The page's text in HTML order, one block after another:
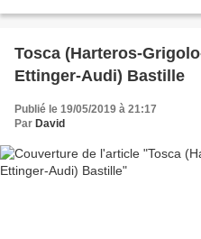
Tosca (Harteros-
Ettinger-Audi) Bastille
Publié le 19/05/2019 à 21:17
Par David